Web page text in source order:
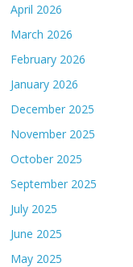
April 2026
March 2026
February 2026
January 2026
December 2025
November 2025
October 2025
September 2025
July 2025
June 2025
May 2025